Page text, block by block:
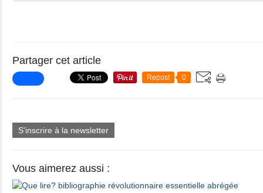
Partager cet article
Repost 0
S'inscrire à la newsletter
Vous aimerez aussi :